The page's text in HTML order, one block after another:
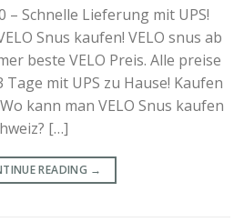
– Schnelle Lieferung mit UPS!
Snus kaufen! VELO snus ab
beste VELO Preis. Alle preise
mit UPS zu Hause! Kaufen
kann man VELO Snus kaufen
[…]
READING →